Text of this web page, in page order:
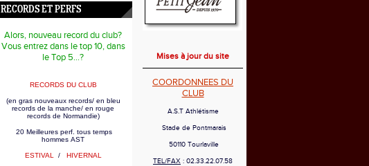
RECORDS ET PERFS
Alors, nouveau record du club?
Vous entrez dans le top 10, dans
le Top 5...?
RECORDS DU CLUB
(en gras nouveaux records/ en bleu
records de la manche/ en rouge
records de Normandie)
20 Meilleures perf. tous temps
hommes AST
ESTIVAL / HIVERNAL
Mises à jour du site
COORDONNEES DU
CLUB
A.S.T Athlétisme
Stade de Pontmarais
50110 Tourlaville
TEL/FAX : 02.33.22.07.58